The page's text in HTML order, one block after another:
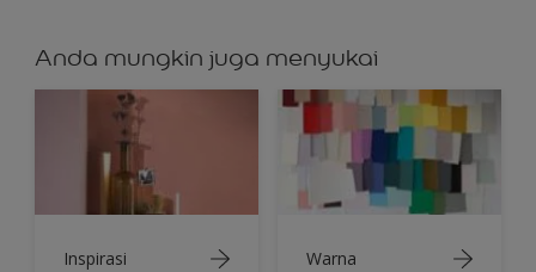
Anda mungkin juga menyukai
Inspirasi Warna